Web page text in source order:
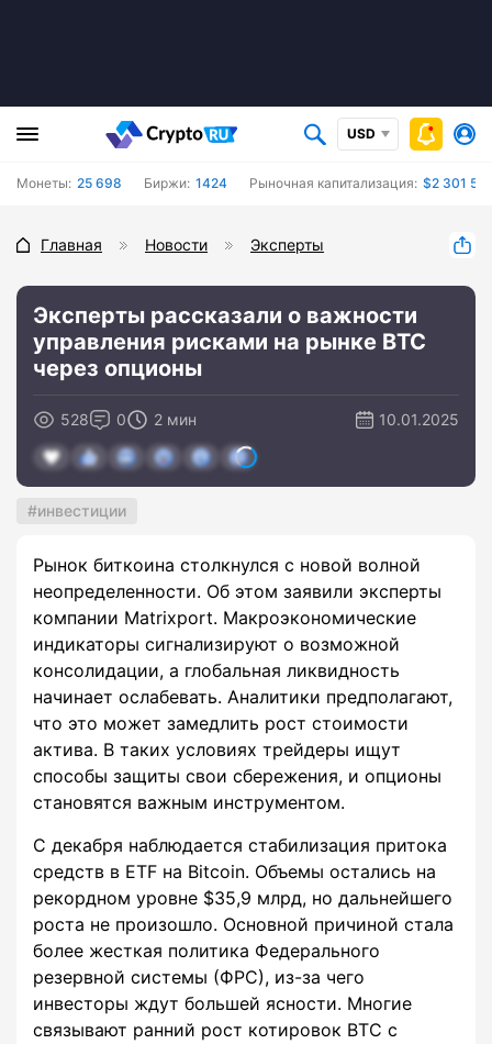
USD
Монеты: 25 698 Биржи: 1424 Рыночная капитализация: $2 301
Главная Новости Эксперты
Эксперты рассказали о важности
управления рисками на рынке BTC
через опционы
528 0 2 мин 10.01.2025
инвестиции
Рынок биткоина столкнулся с новой волной
неопределенности. Об этом заявили эксперты
компании Matrixport. Макроэкономические
индикаторы сигнализируют о возможной
консолидации, а глобальная ликвидность
начинает ослабевать. Аналитики предполагают,
что это может замедлить рост стоимости
актива. В таких условиях трейдеры ищут
способы защиты свои сбережения, и опционы
становятся важным инструментом.
С декабря наблюдается стабилизация притока
средств в ETF на Bitcoin. Объемы остались на
рекордном уровне $35,9 млрд, но дальнейшего
роста не произошло. Основной причиной стала
более жесткая политика Федерального
резервной системы (ФРС), из-за чего
инвесторы ждут большей ясности. Многие
связывают ранний рост котировок BTC с